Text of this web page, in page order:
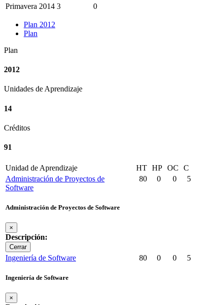
Primavera 2014 3 0
Plan 2012
Plan
Plan
2012
Unidades de Aprendizaje
14
Créditos
91
Unidad de Aprendizaje HT HP OC
C
Administración de Proyectos de
Software
Administración de Proyectos de Software
×
Descripción:
Cerrar
80 0 0 5
Ingeniería de Software
Ingeniería de Software
×
80 0 0 5